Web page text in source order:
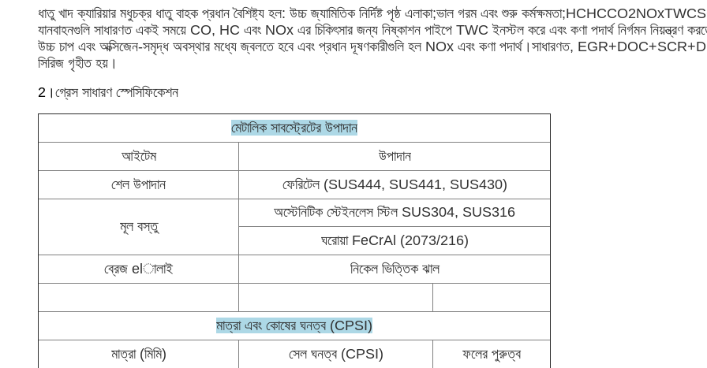
ধাতু খাদ ক্যারিয়ার মধুচক্র ধাতু বাহক প্রধান বৈশিষ্ট্য হল: উচ্চ জ্যামিতিক নির্দিষ্ট পৃষ্ঠ এলাকা;ভাল গরম এবং শুরু
যানবাহনগুলি সাধারণত একই সময়ে CO, HC এবং NOx এর চিকিৎসার জন্য নিষ্কাশন পাইপে TWC ইনস্টল করে এবং কণা পদার্থ নির্গমন নিয়ন্ত্রণ
উচ্চ চাপ এবং অক্সিজেন-সমৃদ্ধ অবস্থার মধ্যে জ্বলতে হবে এবং প্রধান দূষণকারীগুলি হল NOx এবং কণা পদার্থ।সাধারণত,
সিরিজ গৃহীত হয়।
2। গ্রেস সাধারণ স্পেসিফিকেশন
মেটালিক সাবস্ট্রেটের উপাদান
আইটেম
উপাদান
শেল উপাদান
ফেরিটেল (SUS444, SUS441, SUS430)
মূল বস্তু
অস্টেনিটিক স্টেইনলেস স্টিল SUS304, SUS316
ঘরোয়া FeCrAl (2073/216)
ব্রেজ elালাই
নিকেল ভিত্তিক ঝাল
মাত্রা এবং কোষের ঘনত্ব (CPSI)
মাত্রা (মিমি)
সেল ঘনত্ব (CPSI)
ফলের পুরুত্ব